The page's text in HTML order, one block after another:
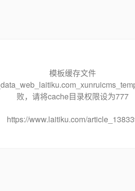
模板缓存文件
败，请将cache目录权限设为777
https://www.laitiku.com/